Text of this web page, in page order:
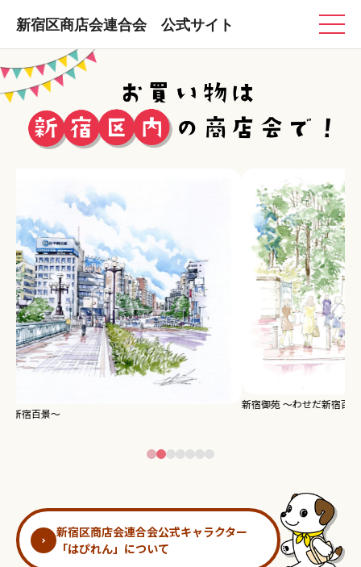
新宿区商店会連合会 公式サイト
新宿区商店会連合会公式キャラクター
「はぴれん」について